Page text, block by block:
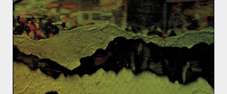
ACTUALITÉS ALLEMAGNE EUROPE